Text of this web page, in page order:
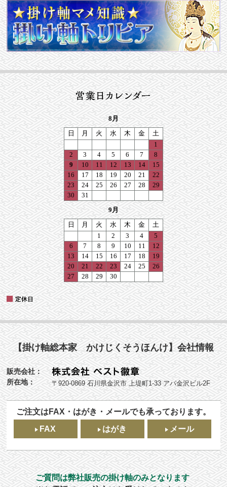
【掛け軸総本家 かけじくそうほんけ】会社情報
販売会社：
所在地：
〒920-0869 石川県金沢市 上堤町1-33 アパ金沢ビル2F
ご注文はFAX・はがき・メールでも承っております。
FAX
はがき メール
ご質問は弊社販売の掛け軸のみとなります